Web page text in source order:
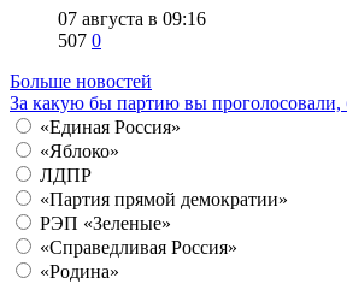
07 августа в 09:16
507 0
Больше новостей
За какую бы партию вы проголосовали,
«Единая Россия»
«Яблоко»
ЛДПР
«Партия прямой демократии»
РЭП «Зеленые»
«Справедливая Россия»
«Родина»